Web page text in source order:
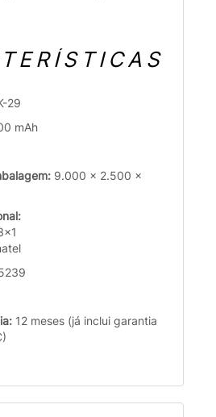
29
mAh
9.000 x 2.500 x
12 meses (já inclui garantia